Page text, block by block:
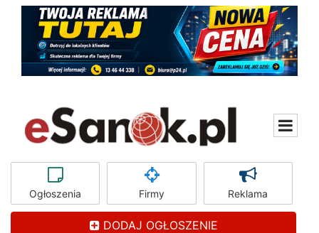
Ogłoszenia Firmy Reklama
DODAJ OGŁOSZENIE